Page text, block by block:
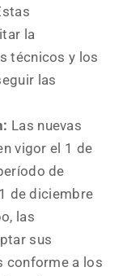
la
técnicos y los
las
Las nuevas
vigor el 1 de
de
de diciembre
las
sus
conforme a los